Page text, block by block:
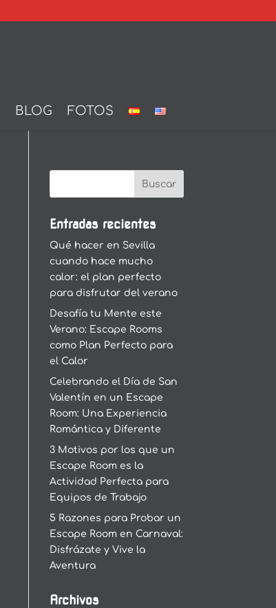
BLOG FOTOS
Entradas recientes
Qué hacer en Sevilla
cuando hace mucho
calor: el plan perfecto
para disfrutar del verano
Desafía tu Mente este
Verano: Escape Rooms
como Plan Perfecto para
el Calor
Celebrando el Día de San
Valentín en un Escape
Room: Una Experiencia
Romántica y Diferente
3 Motivos por los que un
Escape Room es la
Actividad Perfecta para
Equipos de Trabajo
5 Razones para Probar un
Escape Room en Carnaval:
Disfrázate y Vive la
Aventura
Archivos